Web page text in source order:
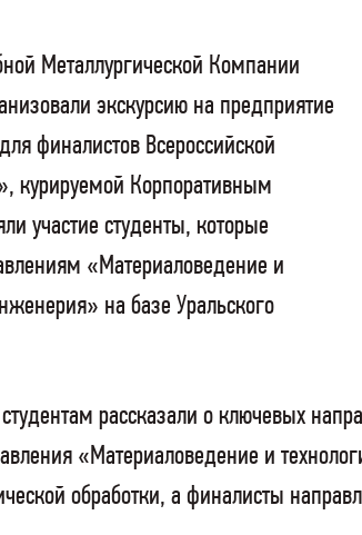
Металлургической Компании
экскурсию на предприятие
финалистов Всероссийской
курируемой Корпоративным
участие студенты, которые
«Материаловедение и
на базе Уральского
рассказали о ключевых
«Материаловедение и
обработки, а финалисты